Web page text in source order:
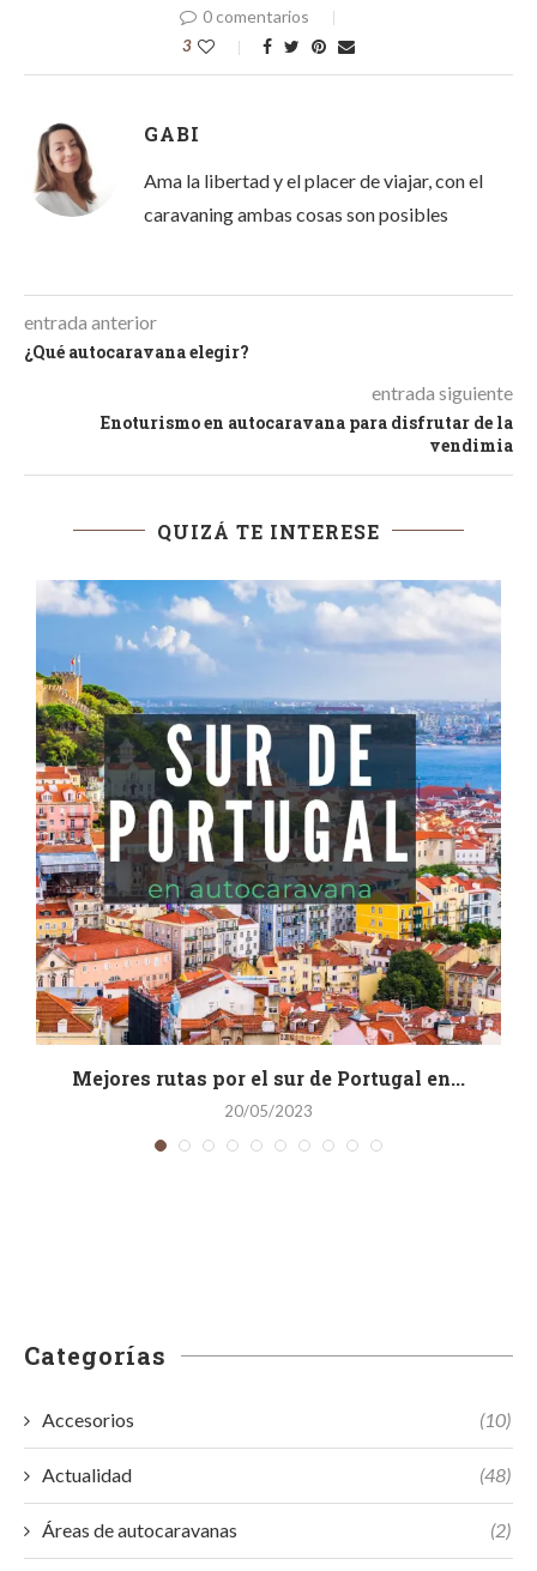
0 comentarios
3
GABI
Ama la libertad y el placer de viajar, con el
caravaning ambas cosas son posibles
entrada anterior
¿Qué autocaravana elegir?
entrada siguiente
Enoturismo en autocaravana para disfrutar de la
vendimia
QUIZÁ TE INTERESE
Mejores rutas por el sur de Portugal en...
20/05/2023
Categorías
Accesorios (10)
Actualidad (48)
Áreas de autocaravanas (2)